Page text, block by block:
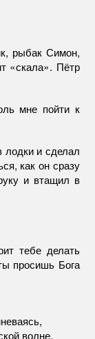
рыбак Симон,
«скала». Пётр
мне пойти к
и сделал
как он сразу
и втащил в
тебе делать
просишь Бога
волне,